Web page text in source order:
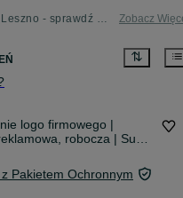
Antyki i przedmioty kolekcjonerskie - Leszno - sprawdź ogłoszenia w Twojej okolicy Zobacz
logo firmowego |
robocza | Super
z Pakietem Ochronnym